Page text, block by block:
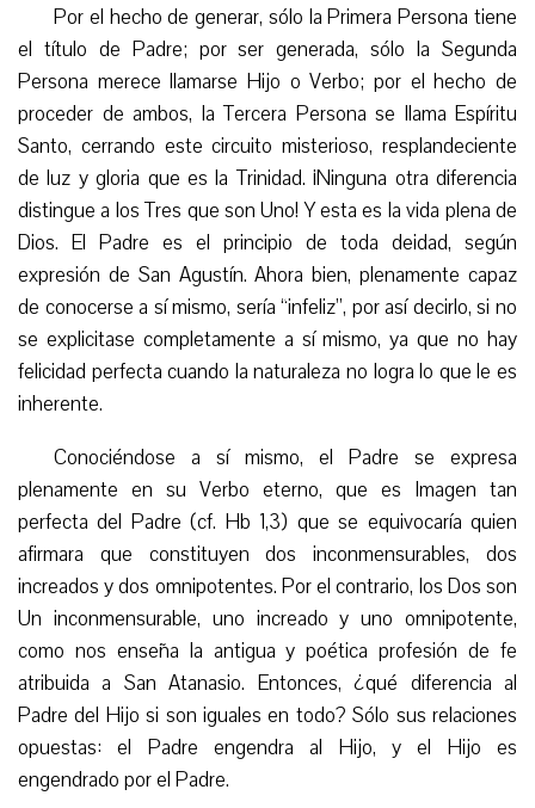
Por el hecho de generar, sólo la Primera Persona tiene
el título de Padre; por ser generada, sólo la Segunda
Persona merece llamarse Hijo o Verbo; por el hecho de
proceder de ambos, la Tercera Persona se llama Espíritu
Santo, cerrando este circuito misterioso, resplandeciente
de luz y gloria que es la Trinidad. ¡Ninguna otra diferencia
distingue a los Tres que son Uno! Y esta es la vida plena de
Dios. El Padre es el principio de toda deidad, según
expresión de San Agustín. Ahora bien, plenamente capaz
de conocerse a sí mismo, sería “infeliz”, por así decirlo, si no
se explicitase completamente a sí mismo, ya que no hay
felicidad perfecta cuando la naturaleza no logra lo que le es
inherente.
Conociéndose a sí mismo, el Padre se expresa
plenamente en su Verbo eterno, que es Imagen tan
perfecta del Padre (cf. Hb 1,3) que se equivocaría quien
afirmara que constituyen dos inconmensurables, dos
increados y dos omnipotentes. Por el contrario, los Dos son
Un inconmensurable, uno increado y uno omnipotente,
como nos enseña la antigua y poética profesión de fe
atribuida a San Atanasio. Entonces, ¿qué diferencia al
Padre del Hijo si son iguales en todo? Sólo sus relaciones
opuestas: el Padre engendra al Hijo, y el Hijo es
engendrado por el Padre.